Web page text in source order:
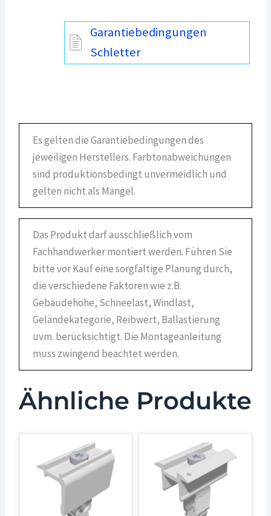
Garantiebedingungen
Schletter
Es gelten die Garantiebedingungen des
jeweiligen Herstellers. Farbtonabweichungen
sind produktionsbedingt unvermeidlich und
gelten nicht als Mangel.
Das Produkt darf ausschließlich vom
Fachhandwerker montiert werden. Führen Sie
bitte vor Kauf eine sorgfältige Planung durch,
die verschiedene Faktoren wie z.B.
Gebäudehöhe, Schneelast, Windlast,
Geländekategorie, Reibwert, Ballastierung
uvm. berücksichtigt. Die Montageanleitung
muss zwingend beachtet werden.
Ähnliche Produkte